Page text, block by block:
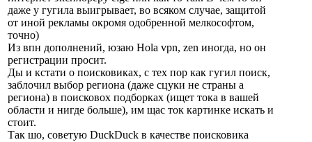
даже у гугила выигрывает, во всяком случае, защитой
от иной рекламы окромя одобренной мелкософтом,
точно)
Из впн дополнений, юзаю Hola vpn, zen иногда, но он
регистрации просит.
Ды и кстати о поисковиках, с тех пор как гугил поиск,
заблочил выбор региона (даже сцуки не страны а
региона) в поисковох подборках (ищет тока в вашей
области и нигде больше), им щас ток картинке искать и
стоит.
Так шо, советую DuckDuck в качестве поисковика